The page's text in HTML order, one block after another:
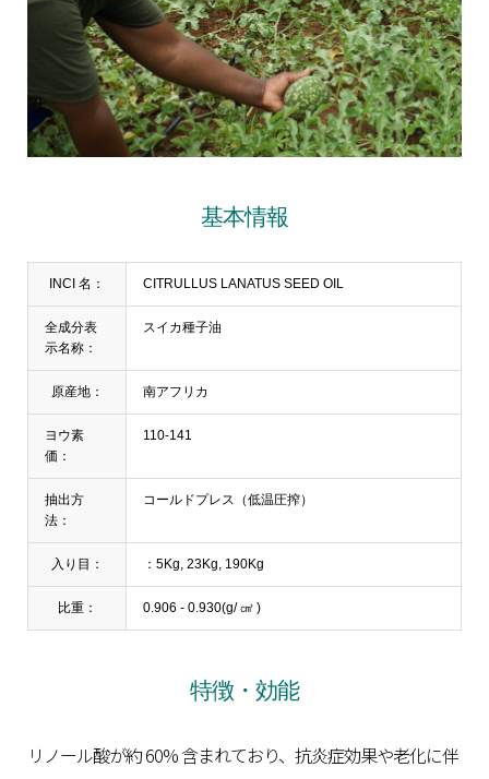
基本情報
INCI 名： CITRULLUS LANATUS SEED OIL
全成分表
示名称：
スイカ種子油
原産地： 南アフリカ
ヨウ素
価：
110-141
抽出方
法：
コールドプレス（低温圧搾）
入り目： ：5Kg, 23Kg, 190Kg
比重： 0.906 - 0.930(g/ ㎤ )
特徴・効能
リノール酸が約 60% 含まれており、抗炎症効果や老化に伴